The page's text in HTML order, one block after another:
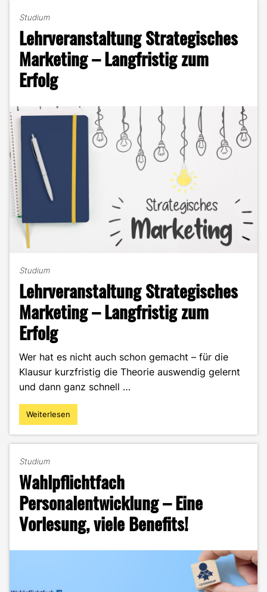
–
Mach
ich
Foto,
tu
ich
Studium
Lehrveranstaltung Strategisches
Marketing – Langfristig zum
Erfolg
Studium
Lehrveranstaltung Strategisches
Marketing – Langfristig zum
Erfolg
Wer hat es nicht auch schon gemacht – für die
Klausur kurzfristig die Theorie auswendig gelernt
und dann ganz schnell …
"Lehrveranstaltung
Strategisches
Langfristig
zum
Erfolg"
Weiterlesen
Studium
Wahlpflichtfach
Personalentwicklung – Eine
Vorlesung, viele Benefits!